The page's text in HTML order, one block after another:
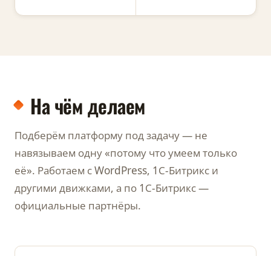
На чём делаем
Подберём платформу под задачу — не
навязываем одну «потому что умеем только
её». Работаем с WordPress, 1С-Битрикс и
другими движками, а по 1С-Битрикс —
официальные партнёры.